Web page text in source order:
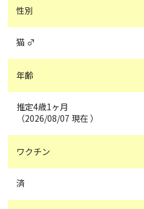
性別
猫 ♂
年齢
推定4歳1ヶ月
（2026/08/07 現在 ）
ワクチン
済